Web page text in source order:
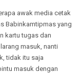
awak media cetak
Babinkamtipmas yang
kartu tugas dan
masuk, nanti
tidak itu saja
masuk dengan